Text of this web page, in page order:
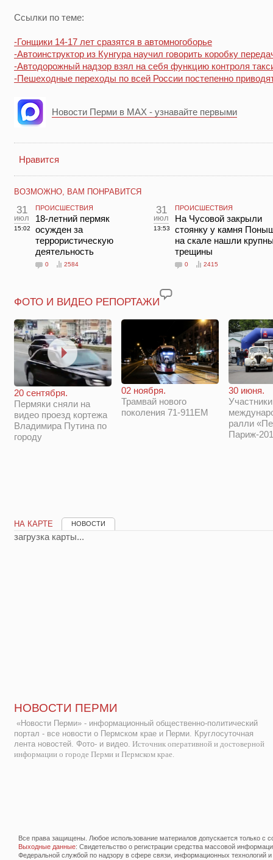
Ссылки по теме:
-Гонщики 14-17 лет сразятся в автомногоборье
-Автоинструктор из Кунгура научил говорить коробку
-Автодорожный надзор взял на себя функцию контроля
-Пешеходные переходы по всей России постепенно
Новости Перми в MAX - узнавайте первыми
Нравится
ВОЗМОЖНО, ВАМ ПОНРАВИТСЯ
31
июл
15:02
ПРОИСШЕСТВИЯ
18-летний пермяк
осужден за
террористическую
деятельность
0 2584
31
июл
13:53
ПРОИСШЕСТВИЯ
На Чусовой закрыли
стоянку у камня
на скале нашли
трещины
0 2415
ФОТО И ВИДЕО РЕПОРТАЖИ
20 сентября.
Пермяки сняли на
видео проезд кортежа
Владимира Путина по
городу
02 ноября.
Трамвай нового
поколения 71-911ЕМ
30 июня.
Участники
ралли
Париж-
НА КАРТЕ НОВОСТИ
загрузка карты...
НОВОСТИ ПЕРМИ
«Новости Перми» - информационный общественно-политический
портал - все новости о Пермском крае и Перми. Круглосуточная
лента новостей. Фото- и видео. Источник оперативной и достоверной
информации о городе Перми и Пермском крае.
Все права защищены. Любое использование материалов допускается только с
Выходные данные: Свидетельство о регистрации средства массовой
Федеральной службой по надзору в сфере связи, информационных технологий